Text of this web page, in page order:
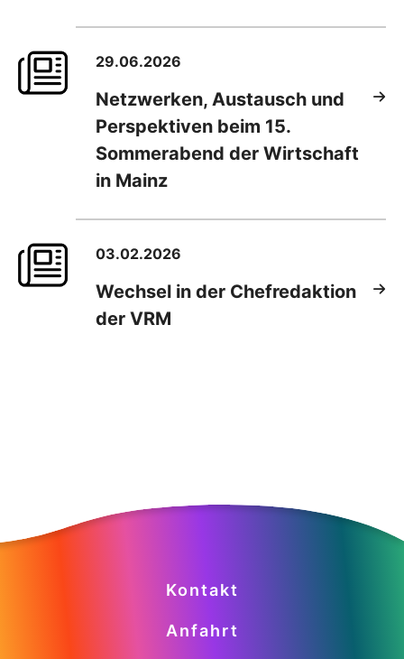
29.06.2026
Netzwerken, Austausch und
Perspektiven beim 15.
Sommerabend der Wirtschaft
in Mainz
03.02.2026
Wechsel in der Chefredaktion
der VRM
Kontakt
Anfahrt